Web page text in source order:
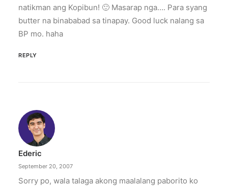
natikman ang Kopibun! 🙂 Masarap nga…. Para syang
butter na binababad sa tinapay. Good luck nalang sa
BP mo. haha
REPLY
Ederic
September 20, 2007
Sorry po, wala talaga akong maalalang paborito ko